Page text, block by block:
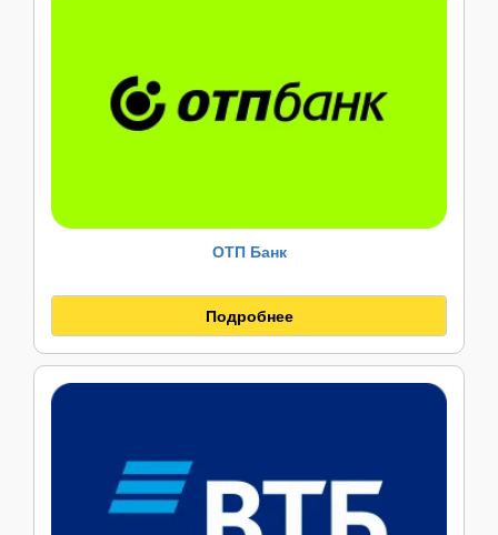
ОТП Банк
Подробнее